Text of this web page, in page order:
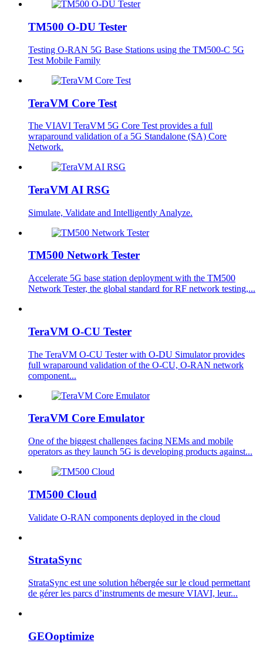
TM500 O-DU Tester
Testing O-RAN 5G Base Stations using the TM500-C 5G
Test Mobile Family
TeraVM Core Test
The VIAVI TeraVM 5G Core Test provides a full
wraparound validation of a 5G Standalone (SA) Core
Network.
TeraVM AI RSG
Simulate, Validate and Intelligently Analyze.
TM500 Network Tester
Accelerate 5G base station deployment with the TM500
Network Tester, the global standard for RF network testing,...
TeraVM O-CU Tester
The TeraVM O-CU Tester with O-DU Simulator provides
full wraparound validation of the O-CU, O-RAN network
component...
TeraVM Core Emulator
One of the biggest challenges facing NEMs and mobile
operators as they launch 5G is developing products against...
TM500 Cloud
Validate O-RAN components deployed in the cloud
StrataSync
StrataSync est une solution hébergée sur le cloud permettant
de gérer les parcs d’instruments de mesure VIAVI, leur...
GEOoptimize